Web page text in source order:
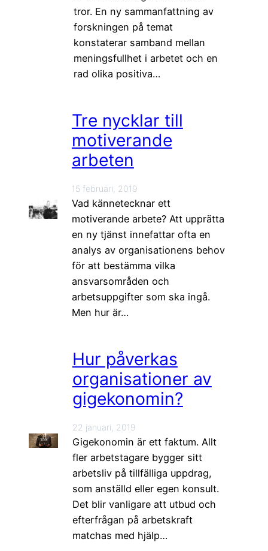
tror. En ny sammanfattning av
forskningen på temat
konstaterar samband mellan
meningsfullhet i arbetet och en
rad olika positiva…
Tre nycklar till
motiverande
arbeten
15 februari, 2019
Vad kännetecknar ett
motiverande arbete? Att upprätta
en ny tjänst innefattar ofta en
analys av organisationens behov
för att bestämma vilka
ansvarsområden och
arbetsuppgifter som ska ingå.
Men hur är…
Hur påverkas
organisationer av
gigekonomin?
22 januari, 2019
Gigekonomin är ett faktum. Allt
fler arbetstagare bygger sitt
arbetsliv på tillfälliga uppdrag,
som anställd eller egen konsult.
Det blir vanligare att utbud och
efterfrågan på arbetskraft
matchas med hjälp…